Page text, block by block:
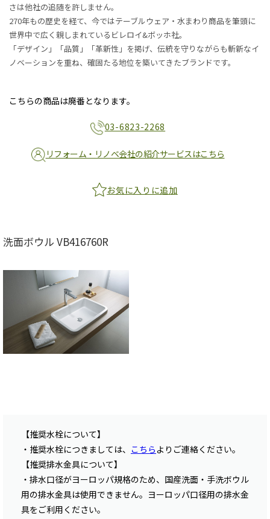
さは他社の追随を許しません。
270年もの歴史を経て、今ではテーブルウェア・水まわり商品を筆頭に
世界中で広く親しまれているビレロイ&ボッホ社。
「デザイン」「品質」「革新性」を掲げ、伝統を守りながらも斬新なイ
ノベーションを重ね、確固たる地位を築いてきたブランドです。
こちらの商品は廃番となります。
03-6823-2268
リフォーム・リノベ会社の紹介サービスはこちら
お気に入りに追加
洗面ボウル VB416760R
【推奨水栓について】
・推奨水栓につきましては、 こちら よりご連絡ください。
【推奨排水金具について】
・排水口径がヨーロッパ規格のため、国産洗面・手洗ボウル
用の排水金具は使用できません。ヨーロッパ口径用の排水金
具をご利用ください。